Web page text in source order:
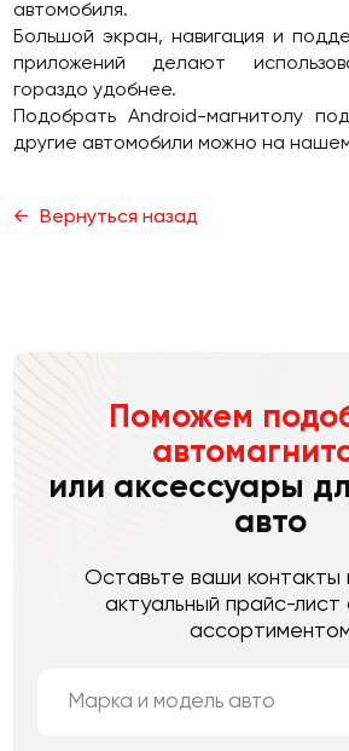
автомобиля.
Большой экран, навигация и
приложений делают
гораздо удобнее.
Подобрать Android-магнитолу
другие автомобили можно на
Вернуться назад
Поможем
или аксессуары
авто
Оставьте ваши контакты
актуальный прайс-лист